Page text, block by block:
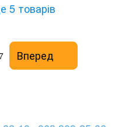
5 товарів
Вперед